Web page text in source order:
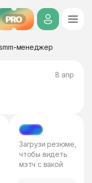
PRO
менеджер
8 апр
МЭТЧ
Загрузи резюме,
чтобы видеть
мэтч с вакой